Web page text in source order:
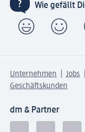
Wie gefällt
Unternehmen Jobs
Geschäftskunden
dm & Partner